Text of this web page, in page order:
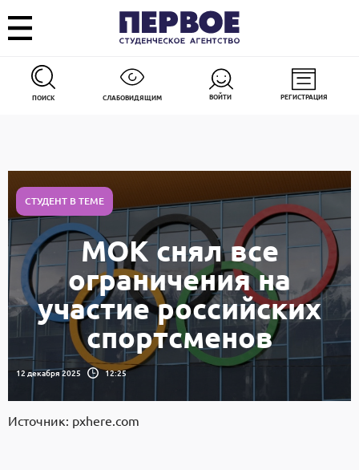
ПОИСК СЛАБОВИДЯЩИМ ВОЙТИ РЕГИСТРАЦИЯ
СТУДЕНТ В ТЕМЕ
МОК снял все
ограничения на
участие российских
спортсменов
12 декабря 2025 12:25
Источник: pxhere.com